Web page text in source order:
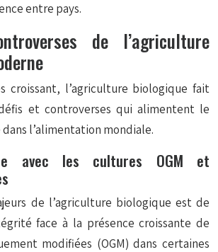
entre pays.
de l’agriculture
croissant, l’agriculture biologique fait
et controverses qui alimentent le
l’alimentation mondiale.
avec les cultures OGM et
de l’agriculture biologique est de
face à la présence croissante de
modifiées (OGM) dans certaines